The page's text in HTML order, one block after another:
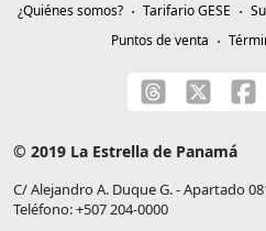
¿Quiénes somos? Tarifario GESE
Puntos de venta
© 2019 La Estrella de Panamá
C/ Alejandro A. Duque G. - Apartado
Teléfono: +507 204-0000